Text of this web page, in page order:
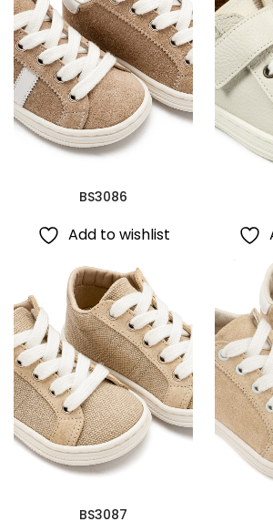
BS3086
Add to wishlist
BS3087